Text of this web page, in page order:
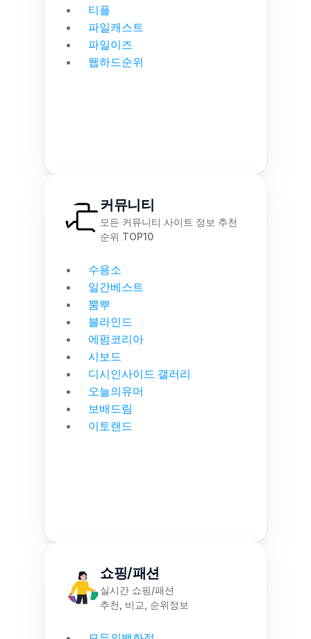
티플
파일캐스트
파일이즈
웹하드순위
커뮤니티
모든 커뮤니티 사이트 정보 추천
순위 TOP10
수용소
일간베스트
뿜뿌
블라인드
에펌코리아
시보드
디시인사이드 갤러리
오늘의유머
보배드림
이토랜드
쇼핑/패션
실시간 쇼핑/패션
추천, 비교, 순위정보